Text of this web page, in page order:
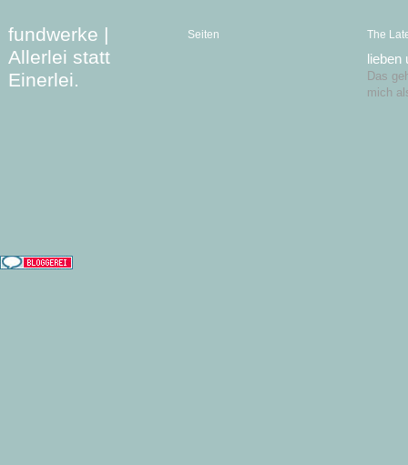
fundwerke |
Allerlei statt
Einerlei.
Seiten The
lieben
Das
mich